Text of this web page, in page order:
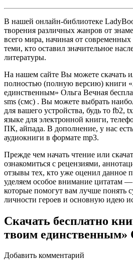
В нашей онлайн-библиотеке
творения различных жанров от
всего мира, начиная от современных
теми, кто оставил значительное
литературы.
На нашем сайте Вы можете скачать
полностью (полную версию) книги
единственным» Ольга Вечная
sms (смс) . Вы можете выбрать
для вашего устройства, будь то fb2,
языке для электронной книги,
ПК, айпада. В дополнение, у нас
аудиокниги в формате mp3.
Прежде чем начать чтение или
ознакомиться с рецензиями,
отзывы тех, кто уже оценил данное
уделяем особое внимание цитатам
которые помогут вам лучше понять
личности героев и основную идею
Скачать бесплатно
твоим единственным»
Добавить комментарий